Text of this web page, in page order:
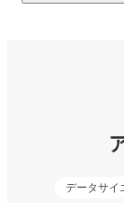
データサイ